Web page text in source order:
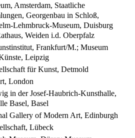
Amsterdam, Staatliche
Georgenbau in Schloß,
Lehmbruck-Museum, Duisburg
Weiden i.d. Oberpfalz
Frankfurt/M.; Museum
Leipzig
für Kunst, Detmold
London
in der Josef-Haubrich-Kunsthalle,
Basel, Basel
Gallery of Modern Art, Edinburgh
Lübeck